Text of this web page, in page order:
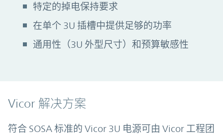
特定的掉电保持要求
在单个 3U 插槽中提供足够的功率
通用性（3U 外型尺寸）和预算敏感性
Vicor 解决方案
符合 SOSA 标准的 Vicor 3U 电源可由 Vicor 工程团